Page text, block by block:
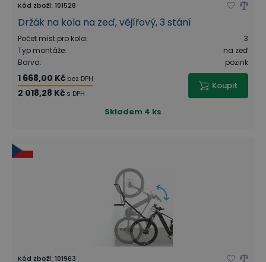
Kód zboží: 101528
Držák na kola na zeď, vějířový, 3 stání
Počet míst pro kola:
3
Typ montáže:
na zeď
Barva: pozink
1 668,00 Kč bez DPH
2 018,28 Kč s DPH
Koupit
Skladem 4 ks
Kód zboží: 101963